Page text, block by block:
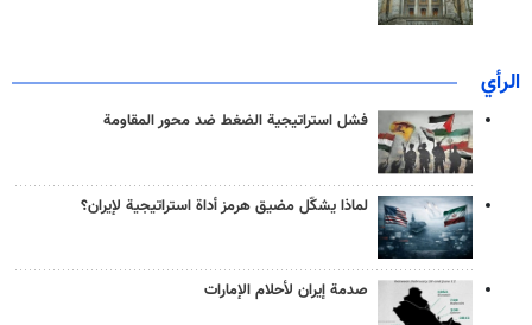
الرأي
فشل استراتيجية الضغط ضد محور المقاومة
لماذا يشكّل مضيق هرمز أداة استراتيجية لإيران؟
صدمة إيران لأحلام الإمارات